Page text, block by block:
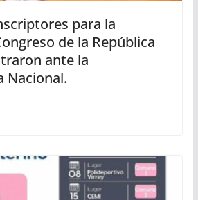
para la
de la República
ante la
Nacional.